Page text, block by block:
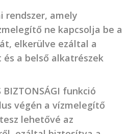
rendszer, amely
ne kapcsolja be a
elkerülve ezáltal a
a belső alkatrészek
BIZTONSÁGI funkció
végén a vízmelegítő
lehetővé az